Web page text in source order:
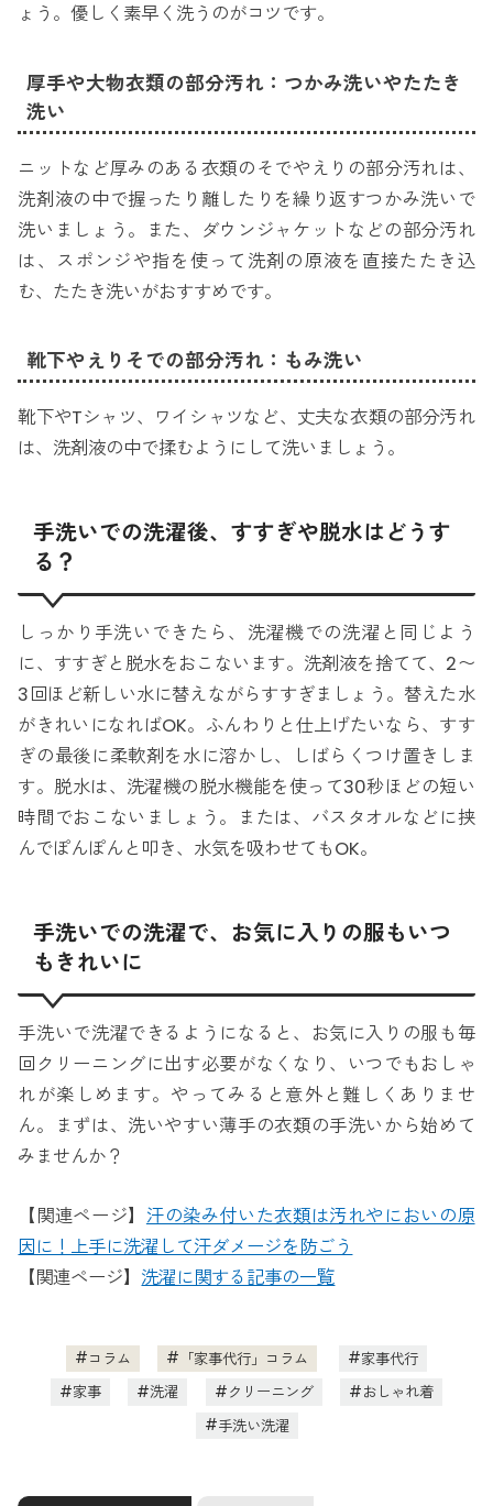
ょう。優しく素早く洗うのがコツです。
厚手や大物衣類の部分汚れ：つかみ洗いやたたき
洗い
ニットなど厚みのある衣類のそでやえりの部分汚れは、
洗剤液の中で握ったり離したりを繰り返すつかみ洗いで
洗いましょう。また、ダウンジャケットなどの部分汚れ
は、スポンジや指を使って洗剤の原液を直接たたき込
む、たたき洗いがおすすめです。
靴下やえりそでの部分汚れ：もみ洗い
靴下やTシャツ、ワイシャツなど、丈夫な衣類の部分汚れ
は、洗剤液の中で揉むようにして洗いましょう。
手洗いでの洗濯後、すすぎや脱水はどうす
る？
しっかり手洗いできたら、洗濯機での洗濯と同じよう
に、すすぎと脱水をおこないます。洗剤液を捨てて、2〜
3回ほど新しい水に替えながらすすぎましょう。替えた水
がきれいになればOK。ふんわりと仕上げたいなら、すす
ぎの最後に柔軟剤を水に溶かし、しばらくつけ置きしま
す。脱水は、洗濯機の脱水機能を使って30秒ほどの短い
時間でおこないましょう。または、バスタオルなどに挟
んでぽんぽんと叩き、水気を吸わせてもOK。
手洗いでの洗濯で、お気に入りの服もいつ
もきれいに
手洗いで洗濯できるようになると、お気に入りの服も毎
回クリーニングに出す必要がなくなり、いつでもおしゃ
れが楽しめます。やってみると意外と難しくありませ
ん。まずは、洗いやすい薄手の衣類の手洗いから始めて
みませんか？
【関連ページ】 汗の染み付いた衣類は汚れやにおいの原
因に！上手に洗濯して汗ダメージを防ごう
【関連ページ】 洗濯に関する記事の一覧
コラム 「家事代行」コラム
家事代行
家事
洗濯 クリーニング
おしゃれ着
手洗い洗濯